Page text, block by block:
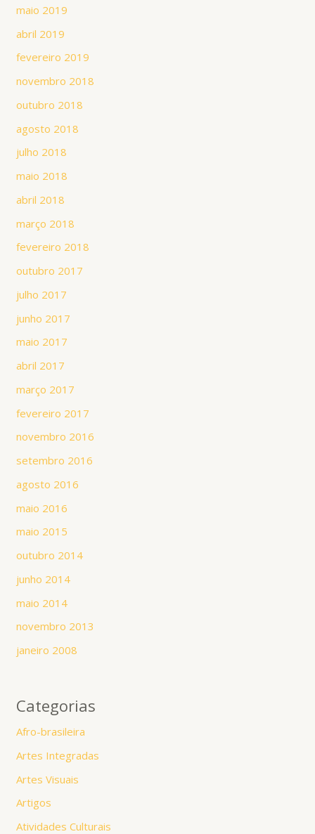
maio 2019
abril 2019
fevereiro 2019
novembro 2018
outubro 2018
agosto 2018
julho 2018
maio 2018
abril 2018
março 2018
fevereiro 2018
outubro 2017
julho 2017
junho 2017
maio 2017
abril 2017
março 2017
fevereiro 2017
novembro 2016
setembro 2016
agosto 2016
maio 2016
maio 2015
outubro 2014
junho 2014
maio 2014
novembro 2013
janeiro 2008
Categorias
Afro-brasileira
Artes Integradas
Artes Visuais
Artigos
Atividades Culturais